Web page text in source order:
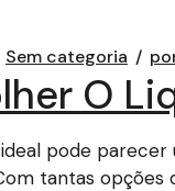
Sem categoria
O
pode
tantas opções